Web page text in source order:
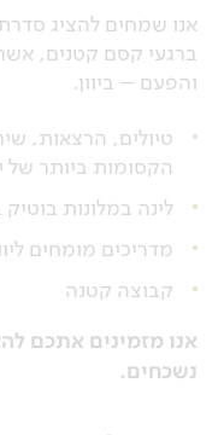
אנו שמחים להציג
ברגעי קסם קטנים,
והפעם – ביוון.
טיולים, הרצאות,
הקסומות ביותר של
לינה במלונות
מדריכים מומחים
קבוצה קטנה
אנו מזמינים אתכם
נשכחים.